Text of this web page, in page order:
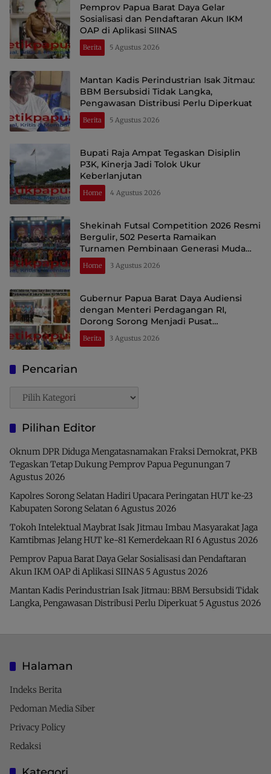
Pemprov Papua Barat Daya Gelar
Sosialisasi dan Pendaftaran Akun IKM
OAP di Aplikasi SIINAS
Berita 5 Agustus 2026
Mantan Kadis Perindustrian Isak Jitmau:
BBM Bersubsidi Tidak Langka,
Pengawasan Distribusi Perlu Diperkuat
Berita 5 Agustus 2026
Bupati Raja Ampat Tegaskan Disiplin
P3K, Kinerja Jadi Tolok Ukur
Keberlanjutan
Home 4 Agustus 2026
Shekinah Futsal Competition 2026 Resmi
Bergulir, 502 Peserta Ramaikan
Turnamen Pembinaan Generasi Muda
Raja Ampat
Home 3 Agustus 2026
Gubernur Papua Barat Daya Audiensi
dengan Menteri Perdagangan RI,
Dorong Sorong Menjadi Pusat
Perdagangan dan Ekspor Kawasan Timur
Indonesia
Berita 3 Agustus 2026
Pencarian
Pencarian
Pilihan Editor
Oknum DPR Diduga Mengatasnamakan Fraksi Demokrat, PKB
Tegaskan Tetap Dukung Pemprov Papua Pegunungan7
Agustus 2026
Kapolres Sorong Selatan Hadiri Upacara Peringatan HUT ke-23
Kabupaten Sorong Selatan6 Agustus 2026
Tokoh Intelektual Maybrat Isak Jitmau Imbau Masyarakat Jaga
Kamtibmas Jelang HUT ke-81 Kemerdekaan RI6 Agustus 2026
Pemprov Papua Barat Daya Gelar Sosialisasi dan Pendaftaran
Akun IKM OAP di Aplikasi SIINAS 5 Agustus 2026
Mantan Kadis Perindustrian Isak Jitmau: BBM Bersubsidi Tidak
Langka, Pengawasan Distribusi Perlu Diperkuat 5 Agustus 2026
Halaman
Indeks Berita
Pedoman Media Siber
Privacy Policy
Redaksi